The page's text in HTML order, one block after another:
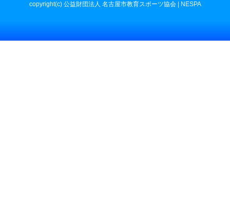
copyright(c) 公益財団法人 名古屋市教育スポーツ協会 | NESPA